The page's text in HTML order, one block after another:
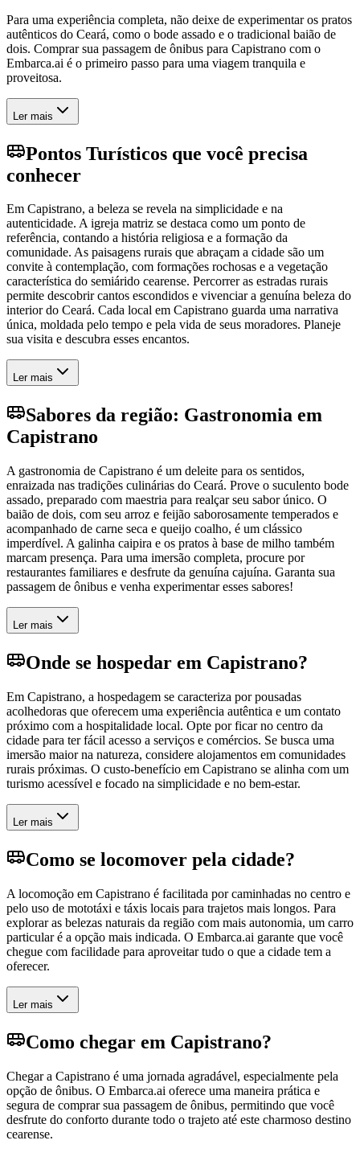
Para uma experiência completa, não deixe de experimentar os pratos
autênticos do Ceará, como o bode assado e o tradicional baião de
dois. Comprar sua passagem de ônibus para Capistrano com o
Embarca.ai é o primeiro passo para uma viagem tranquila e
proveitosa.
Ler mais
Pontos Turísticos que você precisa
conhecer
Em Capistrano, a beleza se revela na simplicidade e na
autenticidade. A igreja matriz se destaca como um ponto de
referência, contando a história religiosa e a formação da
comunidade. As paisagens rurais que abraçam a cidade são um
convite à contemplação, com formações rochosas e a vegetação
característica do semiárido cearense. Percorrer as estradas rurais
permite descobrir cantos escondidos e vivenciar a genuína beleza do
interior do Ceará. Cada local em Capistrano guarda uma narrativa
única, moldada pelo tempo e pela vida de seus moradores. Planeje
sua visita e descubra esses encantos.
Ler mais
Sabores da região: Gastronomia em
Capistrano
A gastronomia de Capistrano é um deleite para os sentidos,
enraizada nas tradições culinárias do Ceará. Prove o suculento bode
assado, preparado com maestria para realçar seu sabor único. O
baião de dois, com seu arroz e feijão saborosamente temperados e
acompanhado de carne seca e queijo coalho, é um clássico
imperdível. A galinha caipira e os pratos à base de milho também
marcam presença. Para uma imersão completa, procure por
restaurantes familiares e desfrute da genuína cajuína. Garanta sua
passagem de ônibus e venha experimentar esses sabores!
Ler mais
Onde se hospedar em Capistrano?
Em Capistrano, a hospedagem se caracteriza por pousadas
acolhedoras que oferecem uma experiência autêntica e um contato
próximo com a hospitalidade local. Opte por ficar no centro da
cidade para ter fácil acesso a serviços e comércios. Se busca uma
imersão maior na natureza, considere alojamentos em comunidades
rurais próximas. O custo-benefício em Capistrano se alinha com um
turismo acessível e focado na simplicidade e no bem-estar.
Ler mais
Como se locomover pela cidade?
A locomoção em Capistrano é facilitada por caminhadas no centro e
pelo uso de mototáxi e táxis locais para trajetos mais longos. Para
explorar as belezas naturais da região com mais autonomia, um carro
particular é a opção mais indicada. O Embarca.ai garante que você
chegue com facilidade para aproveitar tudo o que a cidade tem a
oferecer.
Ler mais
Como chegar em Capistrano?
Chegar a Capistrano é uma jornada agradável, especialmente pela
opção de ônibus. O Embarca.ai oferece uma maneira prática e
segura de comprar sua passagem de ônibus, permitindo que você
desfrute do conforto durante todo o trajeto até este charmoso destino
cearense.